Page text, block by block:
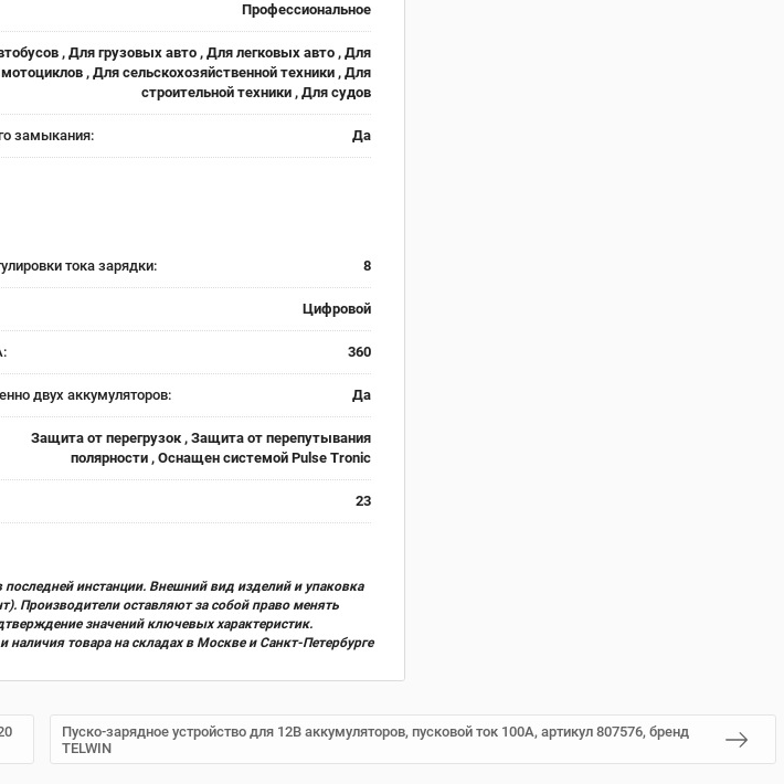
Профессиональное
, Для грузовых авто , Для легковых авто , Для
мотоциклов , Для сельскохозяйственной техники , Для
строительной техники , Для судов
замыкания: Да
тока зарядки: 8
Цифровой
360
двух аккумуляторов: Да
Защита от перегрузок , Защита от перепутывания
полярности , Оснащен системой Pulse Tronic
23
инстанции. Внешний вид изделий и упаковка
Производители оставляют за собой право менять
значений ключевых характеристик.
товара на складах в Москве и Санкт-Петербурге
Пуско-зарядное устройство для 12В аккумуляторов, пусковой ток 100А, артикул 807576, бренд
TELWIN